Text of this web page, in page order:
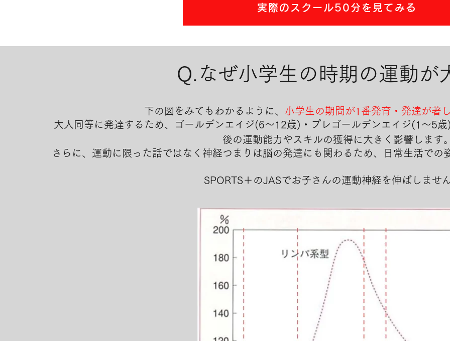
実際のスクール50分を見てみる
​Q.なぜ小学生の時期の運動が
下の図をみてもわかるように、 小学生の期間が1番発育​・発達が著
大人同等に発達するため、
ゴールデンエイジ(6〜12歳)・プレゴールデンエイジ(1〜5歳
後の運動能力やスキルの獲得に大きく影響します
さらに、運動に限った話ではなく神経つまりは脳の発達にも関わるため、
日常生活での
SPORTS＋のJASでお子さんの運動神経を伸ばしませ